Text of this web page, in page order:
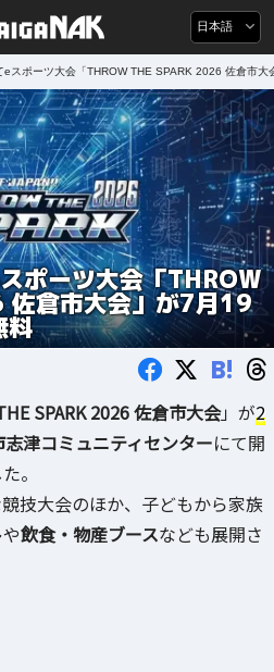
日本語
eスポーツ大会「THROW THE SPARK 2026 佐倉市
ポーツ大会「THROW
倉市大会」が7月19
料
B!
SPARK 2026 佐倉市大会」が2
津コミュニティセンターにて開
。
技大会のほか、子どもから家族
や飲食・物産ブースなども展開さ